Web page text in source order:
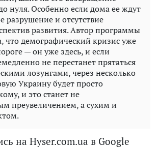
нуля. Особенно если дома ее ждут
разрушение и отсутствие
развития. Автор программы
что демографический кризис уже
— он уже здесь, и если
не перестанет прятаться
лозунгами, через несколько
Украину будет просто
и это станет не
преувеличением, а сухим и
на Hyser.com.ua в Google